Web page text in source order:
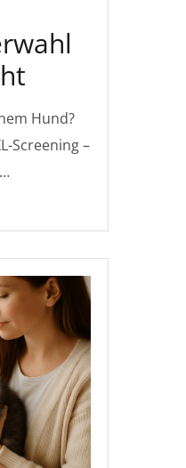
Hund?
Screening –